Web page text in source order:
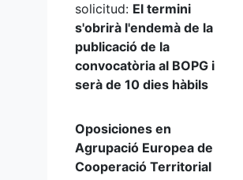
solicitud: El termini
s'obrirà l'endemà de la
publicació de la
convocatòria al BOPG i
serà de 10 dies hàbils
Oposiciones en
Agrupació Europea de
Cooperació Territorial